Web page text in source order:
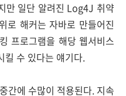
만 일단 알려진 Log4J 취약
로 해커는 자바로 만들어진
프로그램을 해당 웹서비스
킬 수 있다는 얘기다.
간에 수많이 적용된다. 지속